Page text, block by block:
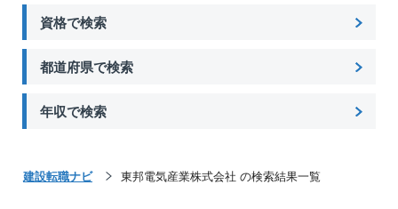
のための社内勉強会、電気の基礎を学ぶ技術研修もあ
ております。案件の9割は直受注であり、京都府下でも
資格で検索
都道府県で検索
年収で検索
建設転職ナビ 東邦電気産業株式会社 の検索結果一覧